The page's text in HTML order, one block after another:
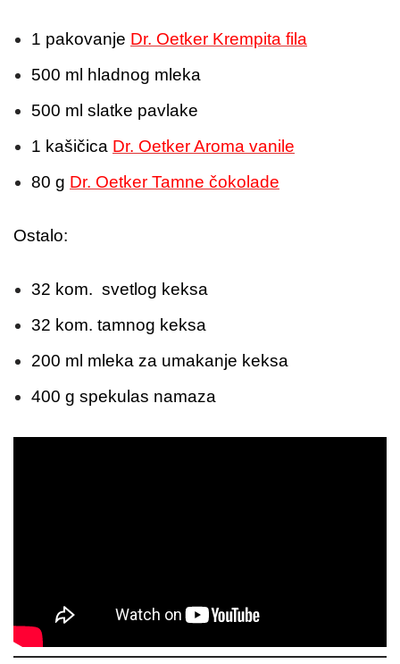
1 pakovanje Dr. Oetker Krempita fila
500 ml hladnog mleka
500 ml slatke pavlake
1 kašičica Dr. Oetker Aroma vanile
80 g Dr. Oetker Tamne čokolade
Ostalo:
32 kom. svetlog keksa
32 kom. tamnog keksa
200 ml mleka za umakanje keksa
400 g spekulas namaza